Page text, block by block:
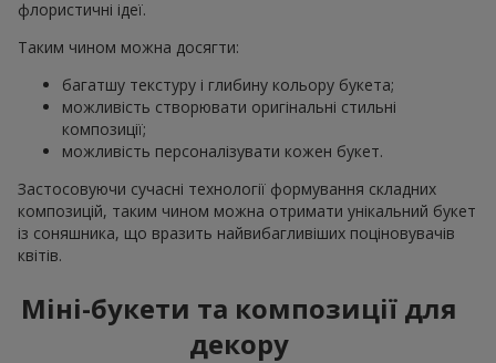
флористичні ідеї.
Таким чином можна досягти:
багатшу текстуру і глибину кольору букета;
можливість створювати оригінальні стильні
композиції;
можливість персоналізувати кожен букет.
Застосовуючи сучасні технології формування складних
композицій, таким чином можна отримати унікальний букет
із соняшника, що вразить найвибагливіших поціновувачів
квітів.
Міні-букети та композиції для
декору